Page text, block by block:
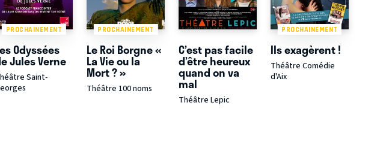
PROCHAINEMENT
Odyssées
Jules Verne
Saint-
PROCHAINEMENT
Le Roi Borgne «
La Vie ou la
Mort ? »
Théâtre 100 noms
C’est pas facile
d’être heureux
quand on va
mal
Théâtre Lepic
PROCHAINEMENT
Ils exagèrent !
Théâtre Comédie
d'Aix